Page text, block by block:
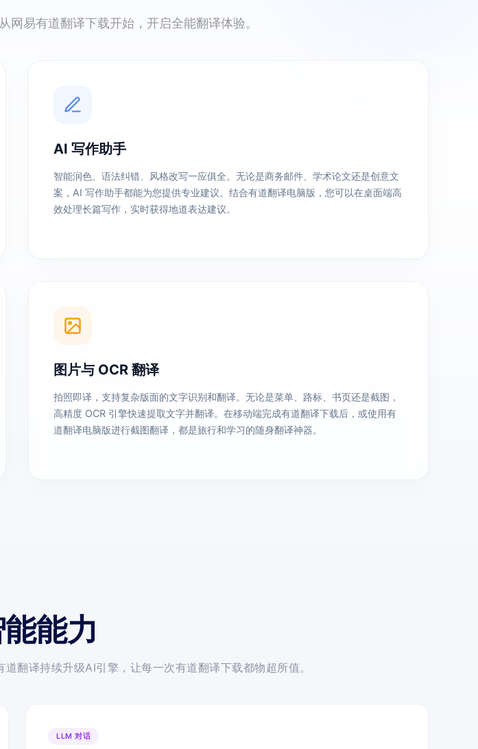
易有道翻译下载开始，开启全能翻译体验。
AI 写作助手
智能润色、语法纠错、风格改写一应俱全。无论是商务邮件、学术论文还是创意文
案，AI 写作助手都能为您提供专业建议。结合有道翻译电脑版，您可以在桌面端高
效处理长篇写作，实时获得地道表达建议。
图片与 OCR 翻译
拍照即译，支持复杂版面的文字识别和翻译。无论是菜单、路标、书页还是截图，
高精度 OCR 引擎快速提取文字并翻译。在移动端完成有道翻译下载后，或使用有
道翻译电脑版进行截图翻译，都是旅行和学习的随身翻译神器。
能力
翻译持续升级AI引擎，让每一次有道翻译下载都物超所值。
LLM 对话